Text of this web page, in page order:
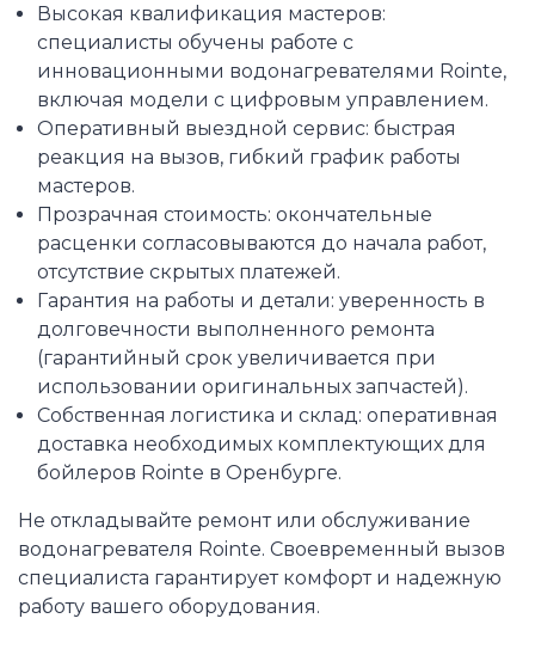
Высокая квалификация мастеров:
специалисты обучены работе с
инновационными водонагревателями Rointe,
включая модели с цифровым управлением.
Оперативный выездной сервис: быстрая
реакция на вызов, гибкий график работы
мастеров.
Прозрачная стоимость: окончательные
расценки согласовываются до начала работ,
отсутствие скрытых платежей.
Гарантия на работы и детали: уверенность в
долговечности выполненного ремонта
(гарантийный срок увеличивается при
использовании оригинальных запчастей).
Собственная логистика и склад: оперативная
доставка необходимых комплектующих для
бойлеров Rointe в Оренбурге.
Не откладывайте ремонт или обслуживание
водонагревателя Rointe. Своевременный вызов
специалиста гарантирует комфорт и надежную
работу вашего оборудования.